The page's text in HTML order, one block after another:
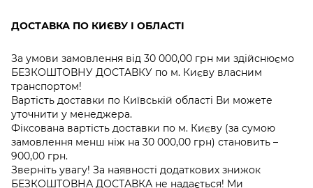
ДОСТАВКА ПО КИЄВУ І ОБЛАСТІ
За умови замовлення від 30 000,00 грн ми здійснюємо
БЕЗКОШТОВНУ ДОСТАВКУ по м. Києву власним
транспортом!
Вартість доставки по Київській області Ви можете
уточнити у менеджера.
Фіксована вартість доставки по м. Києву (за сумою
замовлення менш ніж на 30 000,00 грн) становить –
900,00 грн.
Зверніть увагу! За наявності додаткових знижок
БЕЗКОШТОВНА ДОСТАВКА не надається! Ми